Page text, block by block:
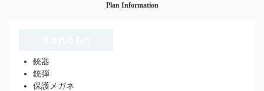
Plan Information
銃器
銃弾
保護メガネ